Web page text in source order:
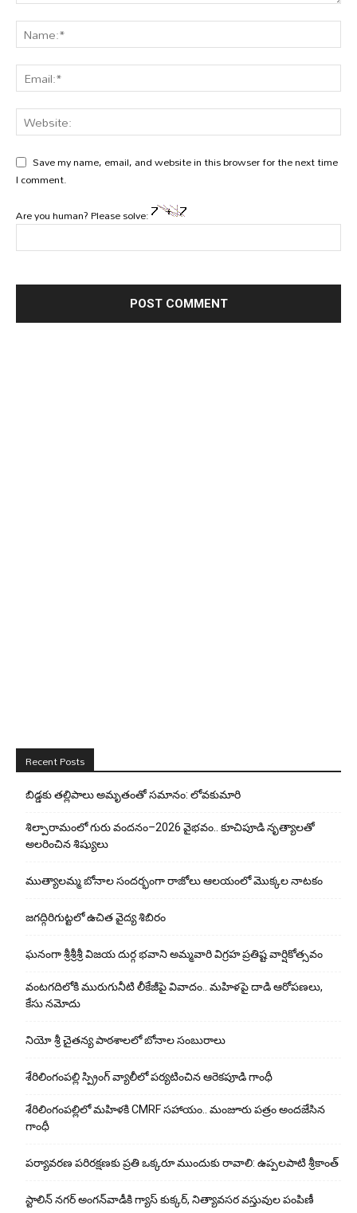
Save my name, email, and website in this browser for the next time
I comment.
Are you human? Please solve:
Recent Posts
బిడ్డ‌కు త‌ల్లిపాలు అమృతంతో స‌మానం: లోవ‌కుమారి
శిల్పారామంలో గురు వందనం–2026 వైభవం.. కూచిపూడి నృత్యాలతో
అలరించిన శిష్యులు
ముత్యాలమ్మ బోనాల సందర్భంగా రాజోలు ఆలయంలో మొక్కల నాటకం
జగద్గిరిగుట్టలో ఉచిత వైద్య శిబిరం
ఘనంగా శ్రీశ్రీశ్రీ విజయ దుర్గ భవాని అమ్మవారి విగ్రహ ప్రతిష్ట వార్షికోత్సవం
వంటగదిలోకి మురుగునీటి లీకేజీపై వివాదం.. మహిళపై దాడి ఆరోపణలు,
కేసు నమోదు
నియో శ్రీ చైతన్య పాఠశాలలో బోనాల సంబురాలు
శేరిలింగంపల్లి స్ప్రింగ్ వ్యాలీలో పర్యటించిన ఆరెకపూడి గాంధీ
శేరిలింగంపల్లిలో మ‌హిళ‌కి CMRF స‌హాయం.. మంజూరు పత్రం అందజేసిన
గాంధీ
పర్యావరణ పరిరక్షణకు ప్రతి ఒక్కరూ ముందుకు రావాలి: ఉప్పలపాటి శ్రీకాంత్
స్టాలిన్ నగర్ అంగన్‌వాడీకి గ్యాస్ కుక్కర్, నిత్యావసర వస్తువుల పంపిణీ